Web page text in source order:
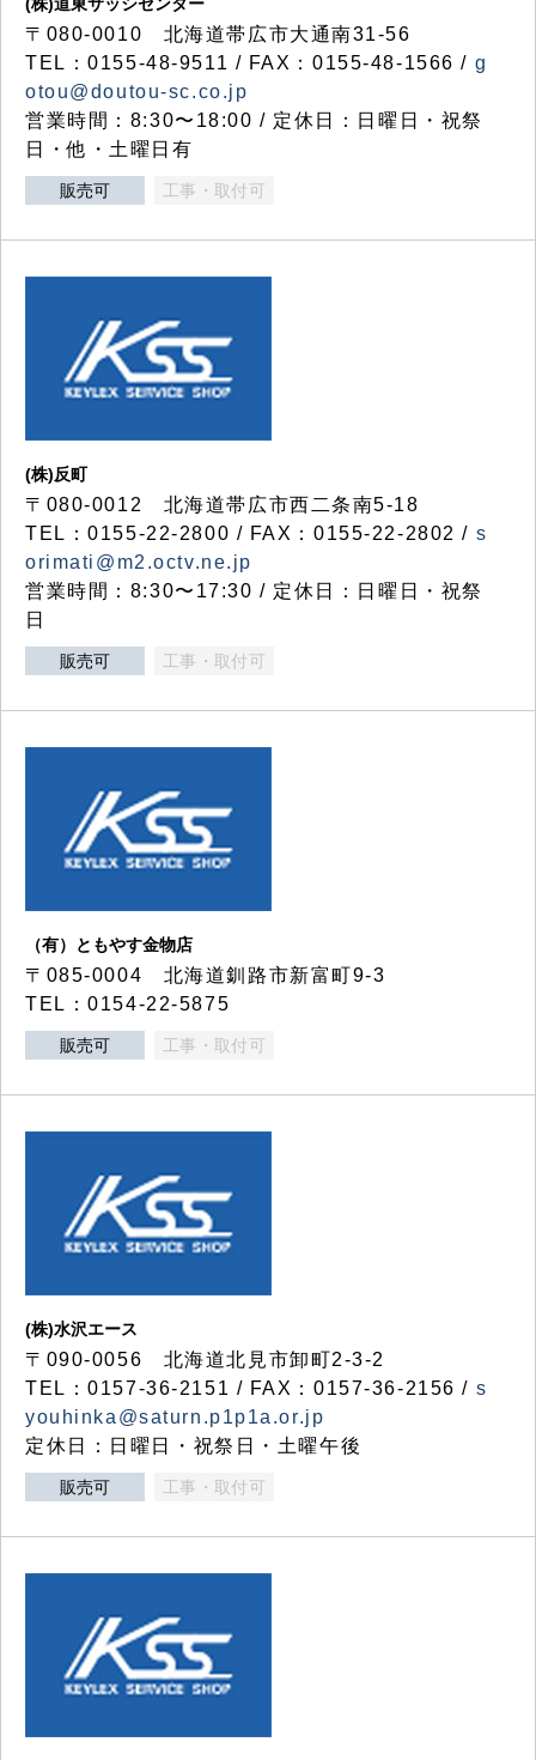
〒080-0010 北海道帯広市大通南31-56
TEL：0155-48-9511 / FAX：0155-48-1566 / g
otou@doutou-sc.co.jp
営業時間：8:30〜18:00 / 定休日：日曜日・祝祭
日・他・土曜日有
販売可 工事・取付可
(株)反町
〒080-0012 北海道帯広市西二条南5-18
TEL：0155-22-2800 / FAX：0155-22-2802 / s
orimati@m2.octv.ne.jp
営業時間：8:30〜17:30 / 定休日：日曜日・祝祭
日
販売可 工事・取付可
（有）ともやす金物店
〒085-0004 北海道釧路市新富町9-3
TEL：0154-22-5875
販売可 工事・取付可
(株)水沢エース
〒090-0056 北海道北見市卸町2-3-2
TEL：0157-36-2151 / FAX：0157-36-2156 / s
youhinka@saturn.p1p1a.or.jp
定休日：日曜日・祝祭日・土曜午後
販売可 工事・取付可